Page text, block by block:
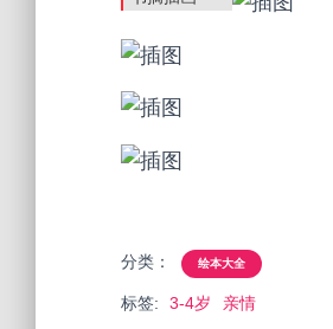
分类： 绘本大全
标签: 3-4岁 亲情